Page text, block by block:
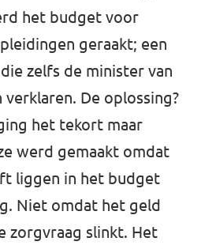
het budget voor
geraakt; een
zelfs de minister van
De oplossing?
het tekort maar
werd gemaakt omdat
liggen in het budget
Niet omdat het geld
zorgvraag slinkt. Het